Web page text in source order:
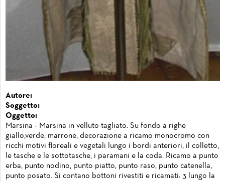
Autore:
Soggetto:
Oggetto:
Marsina - Marsina in velluto tagliato. Su fondo a righe
giallo,verde, marrone, decorazione a ricamo monocromo con
ricchi motivi floreali e vegetali lungo i bordi anteriori, il colletto,
le tasche e le sottotasche, i paramani e la coda. Ricamo a punto
erba, punto nodino, punto piatto, punto raso, punto catenella,
punto posato. Si contano bottoni rivestiti e ricamati: 3 lungo la